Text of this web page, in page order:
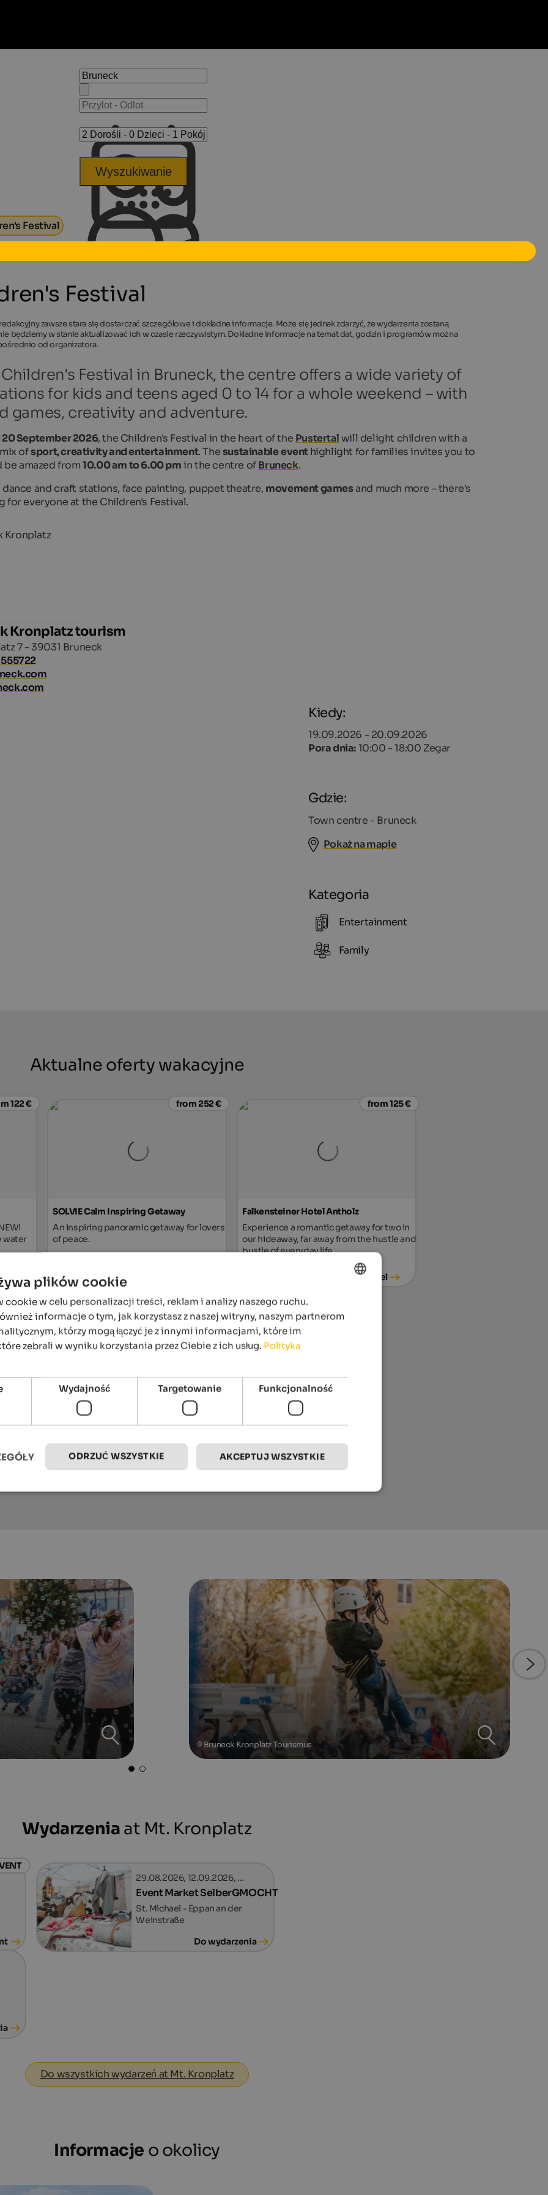
Wyszukiwanie
Festival
Festival
zawsze stara się dostarczać szczegółowe i dokładne informacje. Może się jednak zdarzyć, że wydarzenia zostaną
będziemy w stanie aktualizować ich w czasie rzeczywistym. Dokładne informacje na temat dat, godzin i programów można
od organizatora.
Festival in Bruneck, the centre offers a wide variety of
for kids and teens aged 0 to 14 for a whole weekend – with
games, creativity and adventure.
20 September 2026, the Children's Festival in the heart of the Pustertalwill delight children with a
ofsport, creativity and entertainment. Thesustainableeventhighlight for families invites you to
be amazed from10.00 am to 6.00 pmin the centre ofBruneck.
dance and craft stations, face painting, puppet theatre, movement gamesand much more – there's
for everyone at the Children's Festival.
Kronplatz tourism
7 - 39031 Bruneck
Kiedy:
19.09.2026 - 20.09.2026
Pora dnia: 10:00 - 18:00 Zegar
Gdzie:
Town centre - Bruneck
Pokaż na mapie
Kategoria
Entertainment
Family
Aktualne oferty wakacyjne
122 €
water
from 252 €
SOLVIE Calm Inspiring Getaway
An inspiring panoramic getaway for lovers
of peace.
from 125 €
Falkensteiner Hotel Antholz
Experience a romantic getaway for two in
our hideaway, far away from the hustle and
bustle of everyday life.
To the hotel
WINKLER 5-Star Design Hotel
Breathtaking views and a fabulous spa area
at the foot of Mt. Kronplatz await you!
To the hotel
© Bruneck Kronplatz Tourismus
Wydarzenia at Mt. Kronplatz
29.08.2026, 12.09.2026, …
Event Market SelberGMOCHT
St. Michael - Eppan an der
Weinstraße
Do wydarzenia
Do wszystkich wydarzeń at Mt. Kronplatz
Informacje o okolicy
POLISH
plików cookie
cookie w celu personalizacji treści, reklam i analizy naszego ruchu.
informacje o tym, jak korzystasz z naszej witryny, naszym partnerom
którzy mogą łączyć je z innymi informacjami, które im
zebrali w wyniku korzystania przez Ciebie z ich usług. Polityka
Wydajność Targetowanie Funkcjonalność
AKCEPTUJ WSZYSTKIE
ODRZUĆ WSZYSTKIE